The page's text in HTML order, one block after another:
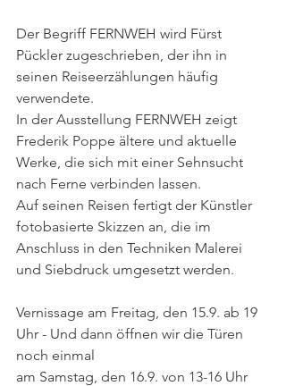
Der Begriff FERNWEH wird Fürst
Pückler zugeschrieben, der ihn in
seinen Reiseerzählungen häufig
verwendete.
In der Ausstellung FERNWEH zeigt
Frederik Poppe ältere und aktuelle
Werke, die sich mit einer Sehnsucht
nach Ferne verbinden lassen.
Auf seinen Reisen fertigt der Künstler
fotobasierte Skizzen an, die im
Anschluss in den Techniken Malerei
und Siebdruck umgesetzt werden.
Vernissage am Freitag, den 15.9. ab 19
Uhr - Und dann öffnen wir die Türen
noch einmal
am Samstag, den 16.9. von 13-16 Uhr